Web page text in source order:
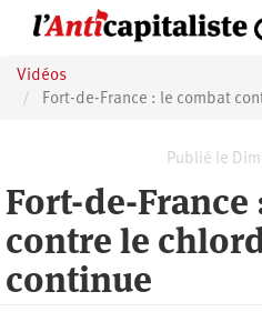
principal
Vidéos
Fort-de-France : le combat
Publié le
Fort-de-France
contre le
continue